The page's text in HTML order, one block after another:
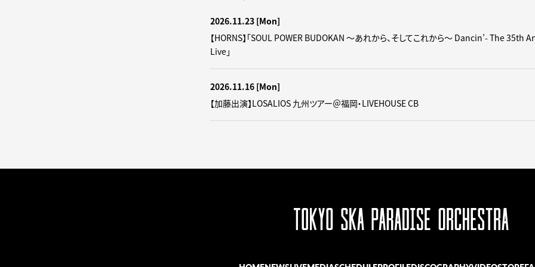
2026.11.23 [Mon]
【HORNS】「SOUL POWER BUDOKAN ～あれから、そしてこれから～ Dancin’- The 35th
Live」
2026.11.16 [Mon]
【加藤出演】LOSALIOS 九州ツアー＠福岡・LIVEHOUSE CB